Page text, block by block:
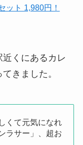
ット 1,980円！
くにあるカレ
きました。
くて元気になれ
ラサー」、超お